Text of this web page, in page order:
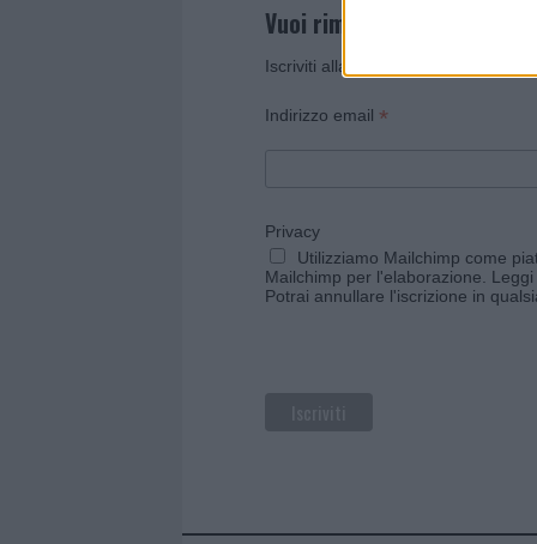
Vuoi rimanere sempre
Iscriviti alla newsletter di Gallura
Indirizzo email *
Privacy
Utilizziamo Mailchimp come
Mailchimp per l'elaborazione.
Potrai annullare l'iscrizione in